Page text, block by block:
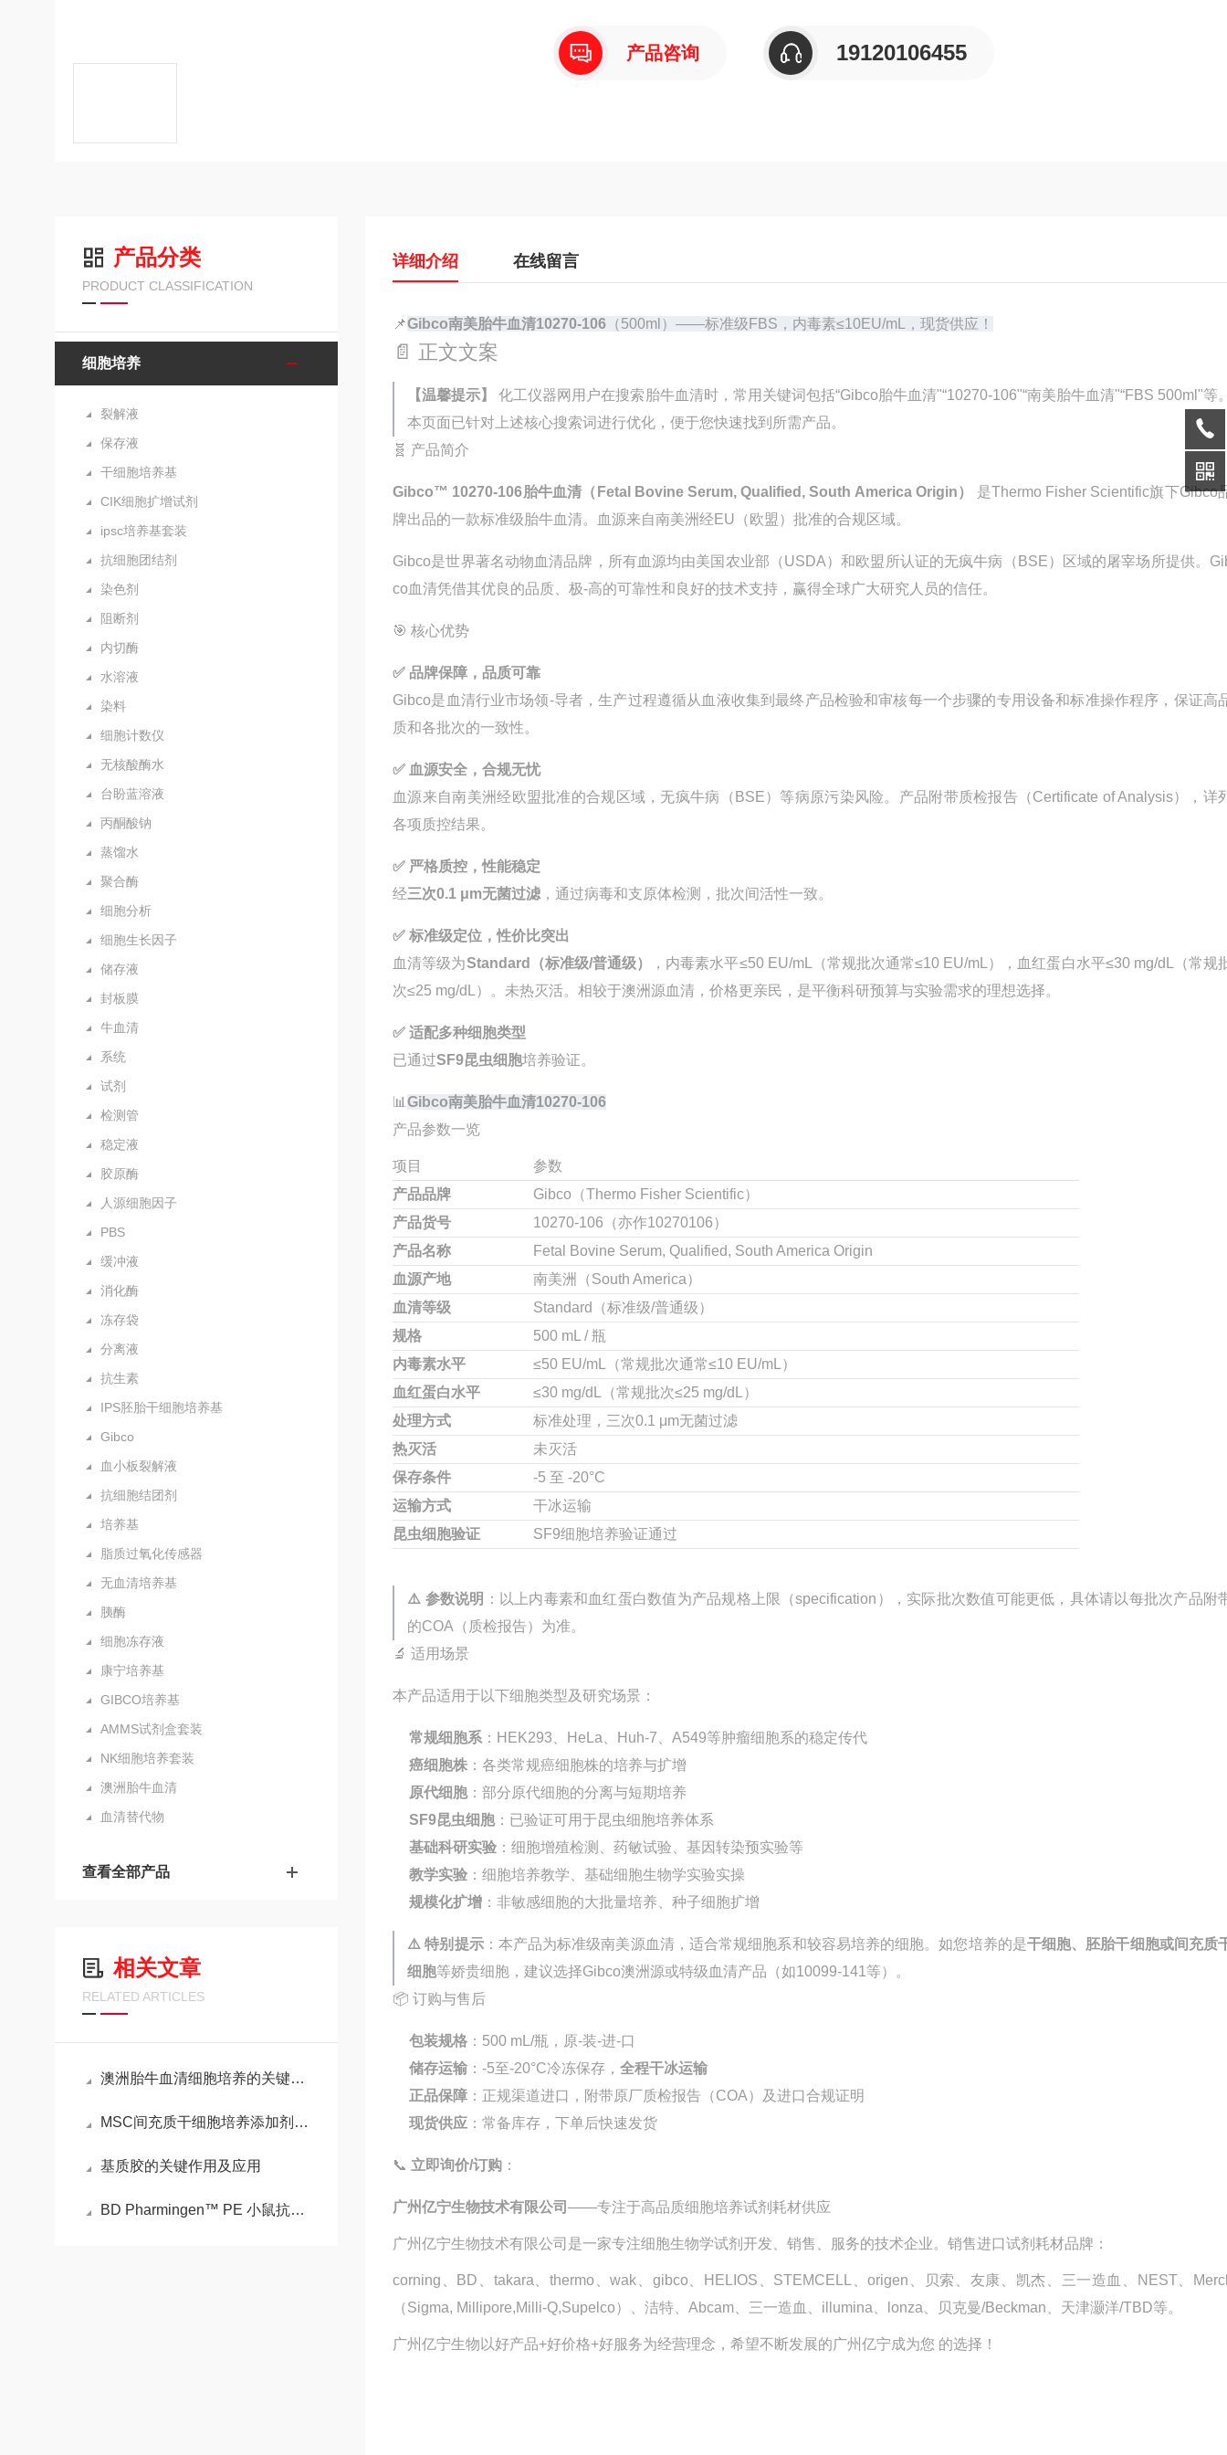
产品咨询 19120106455
产品分类
PRODUCT CLASSIFICATION
细胞培养
裂解液
保存液
干细胞培养基
CIK细胞扩增试剂
ipsc培养基套装
抗细胞团结剂
染色剂
阻断剂
内切酶
水溶液
染料
细胞计数仪
无核酸酶水
台盼蓝溶液
丙酮酸钠
蒸馏水
聚合酶
细胞分析
细胞生长因子
储存液
封板膜
牛血清
系统
试剂
检测管
稳定液
胶原酶
人源细胞因子
PBS
缓冲液
消化酶
冻存袋
分离液
抗生素
IPS胚胎干细胞培养基
Gibco
血小板裂解液
抗细胞结团剂
培养基
脂质过氧化传感器
无血清培养基
胰酶
细胞冻存液
康宁培养基
GIBCO培养基
AMMS试剂盒套装
NK细胞培养套装
澳洲胎牛血清
血清替代物
查看全部产品
相关文章
RELATED ARTICLES
澳洲胎牛血清细胞培养的关键营养源
MSC间充质干细胞培养添加剂细胞扩增的“关键赋能包”
基质胶的关键作用及应用
BD Pharmingen™ PE 小鼠抗人 HLA-DR的特点
详细介绍 在线留言
📌Gibco南美胎牛血清10270-106 （500ml）——标准级FBS，内毒素≤10EU/mL，现货供应！
📄 正文文案
【温馨提示】
化工仪器网用户在搜索胎牛血清时，常用关键词包括“Gibco胎牛血清"“10270-106"“南美胎牛血清"“FBS 500ml"等
本页面已针对上述核心搜索词进行优化，便于您快速找到所需产品。
🧬 产品简介
Gibco™ 10270-106胎牛血清（Fetal Bovine Serum, Qualified, South America Origin）
是Thermo Fisher Scientific旗下Gibco
牌出品的一款标准级胎牛血清。血源来自南美洲经EU（欧盟）批准的合规区域。
Gibco是世界著名动物血清品牌，所有血源均由美国农业部（USDA）和欧盟所认证的无疯牛病（BSE）区域的屠宰场所提供。
co血清凭借其优良的品质、极-高的可靠性和良好的技术支持，赢得全球广大研究人员的信任。
🎯 核心优势
✅ 品牌保障，品质可靠
Gibco是血清行业市场领-导者，生产过程遵循从血液收集到最终产品检验和审核每一个步骤的专用设备和标准操作程序，保证高
质和各批次的一致性。
✅ 血源安全，合规无忧
血源来自南美洲经欧盟批准的合规区域，无疯牛病（BSE）等病原污染风险。产品附带质检报告（Certificate of Analysis），详
各项质控结果。
✅ 严格质控，性能稳定
经三次0.1 μm无菌过滤 ，通过病毒和支原体检测 ，批次间活性一致。
✅ 标准级定位，性价比突出
血清等级为Standard（标准级/普通级） ，内毒素水平≤50 EU/mL（常规批次通常≤10 EU/mL）
，血红蛋白水平≤30 mg/dL（常规
次≤25 mg/dL）
。未热灭活。相较于澳洲源血清，价格更亲民，是平衡科研预算与实验需求的理想选择。
✅ 适配多种细胞类型
已通过SF9昆虫细胞培养验证。
📊Gibco南美胎牛血清10270-106
产品参数一览
项目
参数
产品品牌
Gibco（Thermo Fisher Scientific）
产品货号
10270-106（亦作10270106）
产品名称
Fetal Bovine Serum, Qualified, South America Origin
血源产地
南美洲（South America）
血清等级
Standard（标准级/普通级）
规格
500 mL / 瓶
内毒素水平
≤50 EU/mL（常规批次通常≤10 EU/mL）
血红蛋白水平
≤30 mg/dL（常规批次≤25 mg/dL）
处理方式
标准处理，三次0.1 μm无菌过滤
热灭活
未灭活
保存条件
-5 至 -20°C
运输方式
干冰运输
昆虫细胞验证
SF9细胞培养验证通过
⚠️ 参数说明 ：以上内毒素和血红蛋白数值为产品规格上限（specification），实际批次数值可能更低，具体请以每批次产品附
的COA（质检报告）为准。
🔬 适用场景
本产品适用于以下细胞类型及研究场景 ：
常规细胞系 ：HEK293、HeLa、Huh-7、A549等肿瘤细胞系的稳定传代
癌细胞株 ：各类常规癌细胞株的培养与扩增
原代细胞：部分原代细胞的分离与短期培养
SF9昆虫细胞：已验证可用于昆虫细胞培养体系
基础科研实验 ：细胞增殖检测、药敏试验、基因转染预实验等
教学实验 ：细胞培养教学、基础细胞生物学实验实操
规模化扩增 ：非敏感细胞的大批量培养、种子细胞扩增
⚠️ 特别提示：本产品为标准级南美源血清，适合常规细胞系和较容易培养的细胞。如您培养的是干细胞、胚胎干细胞或间充质
细胞等娇贵细胞，建议选择Gibco澳洲源或特级血清产品（如10099-141等）。
📦 订购与售后
包装规格 ：500 mL/瓶，原-装-进-口
储存运输 ：-5至-20°C冷冻保存，全程干冰运输
正品保障 ：正规渠道进口，附带原厂质检报告（COA）
及进口合规证明
现货供应 ：常备库存，下单后快速发货
📞 立即询价/订购 ：
广州亿宁生物技术有限公司——专注于高品质细胞培养试剂耗材供应
广州亿宁生物技术有限公司是一家专注细胞生物学试剂开发、销售、服务的技术企业。销售进口试剂耗材品牌：
corning、BD、takara、thermo、wak、gibco、HELIOS、STEMCELL、origen、贝索、友康、凯杰、三一造血、NEST、
（Sigma, Millipore,Milli-Q,Supelco）、洁特、Abcam、三一造血、illumina、lonza、贝克曼/Beckman、天津灏洋/TBD等。
广州亿宁生物以好产品+好价格+好服务为经营理念，希望不断发展的广州亿宁成为您 的选择！